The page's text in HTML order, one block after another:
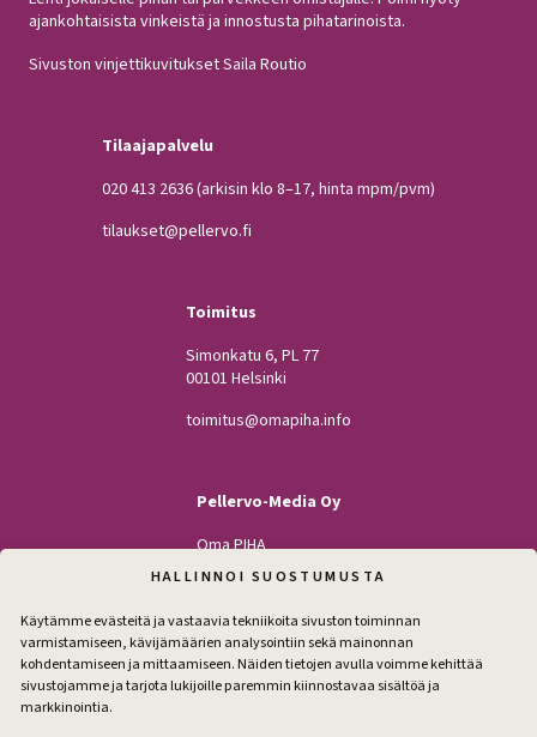
HALLINNOI SUOSTUMUSTA
Käytämme evästeitä ja vastaavia tekniikoita sivuston toiminnan
varmistamiseen, kävijämäärien analysointiin sekä mainonnan
kohdentamiseen ja mittaamiseen. Näiden tietojen avulla voimme kehittää
sivustojamme ja tarjota lukijoille paremmin kiinnostavaa sisältöä ja
markkinointia.
ajankohtaisista vinkeistä ja innostusta pihatarinoista.
Sivuston vinjettikuvitukset Saila Routio
Tilaajapalvelu
020 413 2636(arkisin klo 8–17, hinta mpm/pvm)
tilaukset@pellervo.fi
Toimitus
Simonkatu 6, PL 77
00101 Helsinki
toimitus@omapiha.info
Pellervo-Media Oy
Oma PIHA
Kodin Pellervo
Maatilan Pellervo